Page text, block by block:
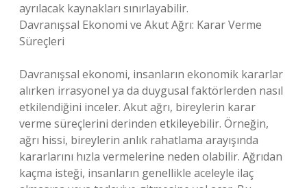
ayrılacak kaynakları sınırlayabilir.
Davranışsal Ekonomi ve Akut Ağrı: Karar Verme
Süreçleri
Davranışsal ekonomi, insanların ekonomik kararlar
alırken irrasyonel ya da duygusal faktörlerden nasıl
etkilendiğini inceler. Akut ağrı, bireylerin karar
verme süreçlerini derinden etkileyebilir. Örneğin,
ağrı hissi, bireylerin anlık rahatlama arayışında
kararlarını hızla vermelerine neden olabilir. Ağrıdan
kaçma isteği, insanların genellikle aceleyle ilaç